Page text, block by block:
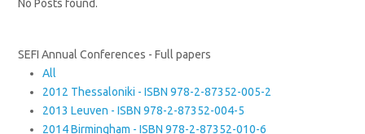
No Posts found.
SEFI Annual Conferences - Full papers
All
2012 Thessaloniki - ISBN 978-2-87352-005-2
2013 Leuven - ISBN 978-2-87352-004-5
2014 Birmingham - ISBN 978-2-87352-010-6